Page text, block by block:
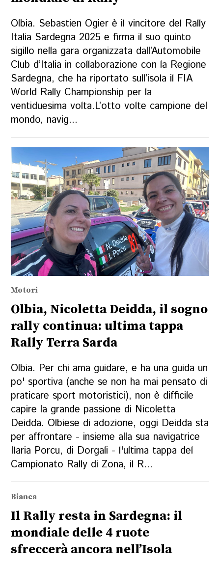
Olbia. Sebastien Ogier è il vincitore del Rally
Italia Sardegna 2025 e firma il suo quinto
sigillo nella gara organizzata dall’Automobile
Club d’Italia in collaborazione con la Regione
Sardegna, che ha riportato sull’isola il FIA
World Rally Championship per la
ventiduesima volta.L’otto volte campione del
mondo, navig...
Motori
Olbia, Nicoletta Deidda, il sogno
rally continua: ultima tappa
Rally Terra Sarda
Olbia. Per chi ama guidare, e ha una guida un
po' sportiva (anche se non ha mai pensato di
praticare sport motoristici), non è difficile
capire la grande passione di Nicoletta
Deidda. Olbiese di adozione, oggi Deidda sta
per affrontare - insieme alla sua navigatrice
Ilaria Porcu, di Dorgali - l'ultima tappa del
Campionato Rally di Zona, il R...
Bianca
Il Rally resta in Sardegna: il
mondiale delle 4 ruote
sfreccerà ancora nell’Isola